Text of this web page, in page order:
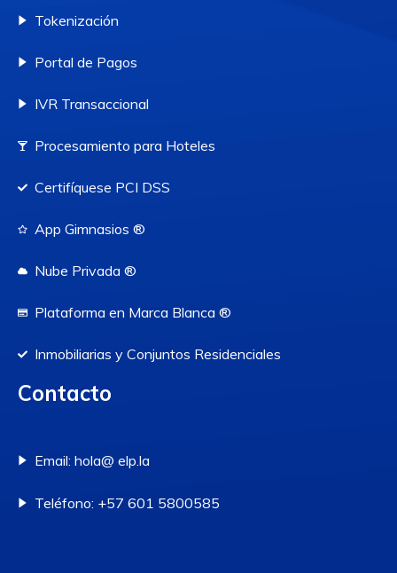
Tokenización
Portal de Pagos
IVR Transaccional
Procesamiento para Hoteles
Certifíquese PCI DSS
App Gimnasios ®
Nube Privada ®
Plataforma en Marca Blanca ®
Inmobiliarias y Conjuntos Residenciales
Contacto
Email: hola@ elp.la
Teléfono: +57 601 5800585